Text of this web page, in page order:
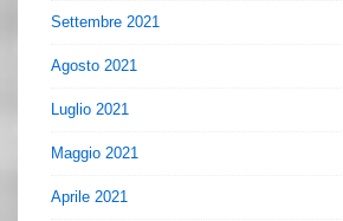
Settembre 2021
Agosto 2021
Luglio 2021
Maggio 2021
Aprile 2021